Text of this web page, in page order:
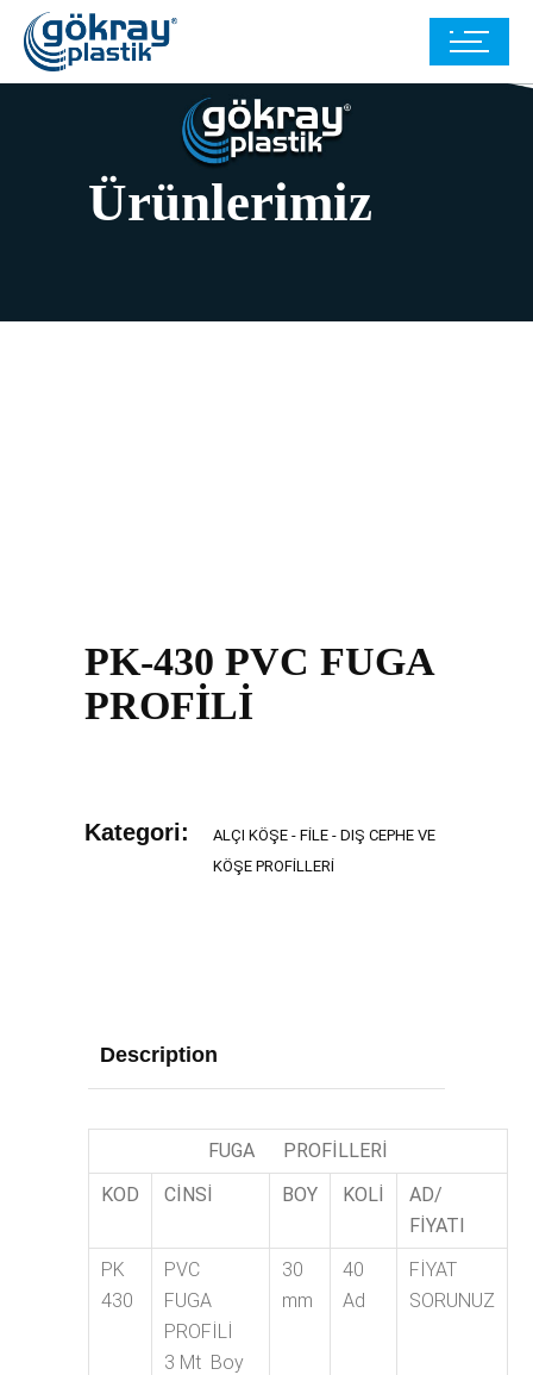
Ürünlerimiz
PK-430 PVC FUGA
PROFİLİ
Kategori:
ALÇI KÖŞE - FILE - DIŞ CEPHE VE
KÖŞE PROFILLERI
Description
FUGA PROFİLLERİ
KOD
CİNSİ BOY KOLİ
AD/
FİYATI
PK
430
PVC
FUGA
PROFİLİ
3 Mt Boy
30
mm
40
Ad
FİYAT
SORUNUZ